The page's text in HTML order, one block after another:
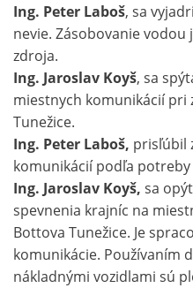
Ing. Peter Laboš, sa
nevie. Zásobovanie vodou
zdroja.
Ing. Jaroslav Koyš, sa
miestnych komunikácií pri
Tunežice.
Ing. Peter Laboš, prisľúbil
komunikácií podľa potreby
Ing. Jaroslav Koyš, sa
spevnenia krajníc na
Bottova Tunežice. Je
komunikácie. Používaním
nákladnými vozidlami sú